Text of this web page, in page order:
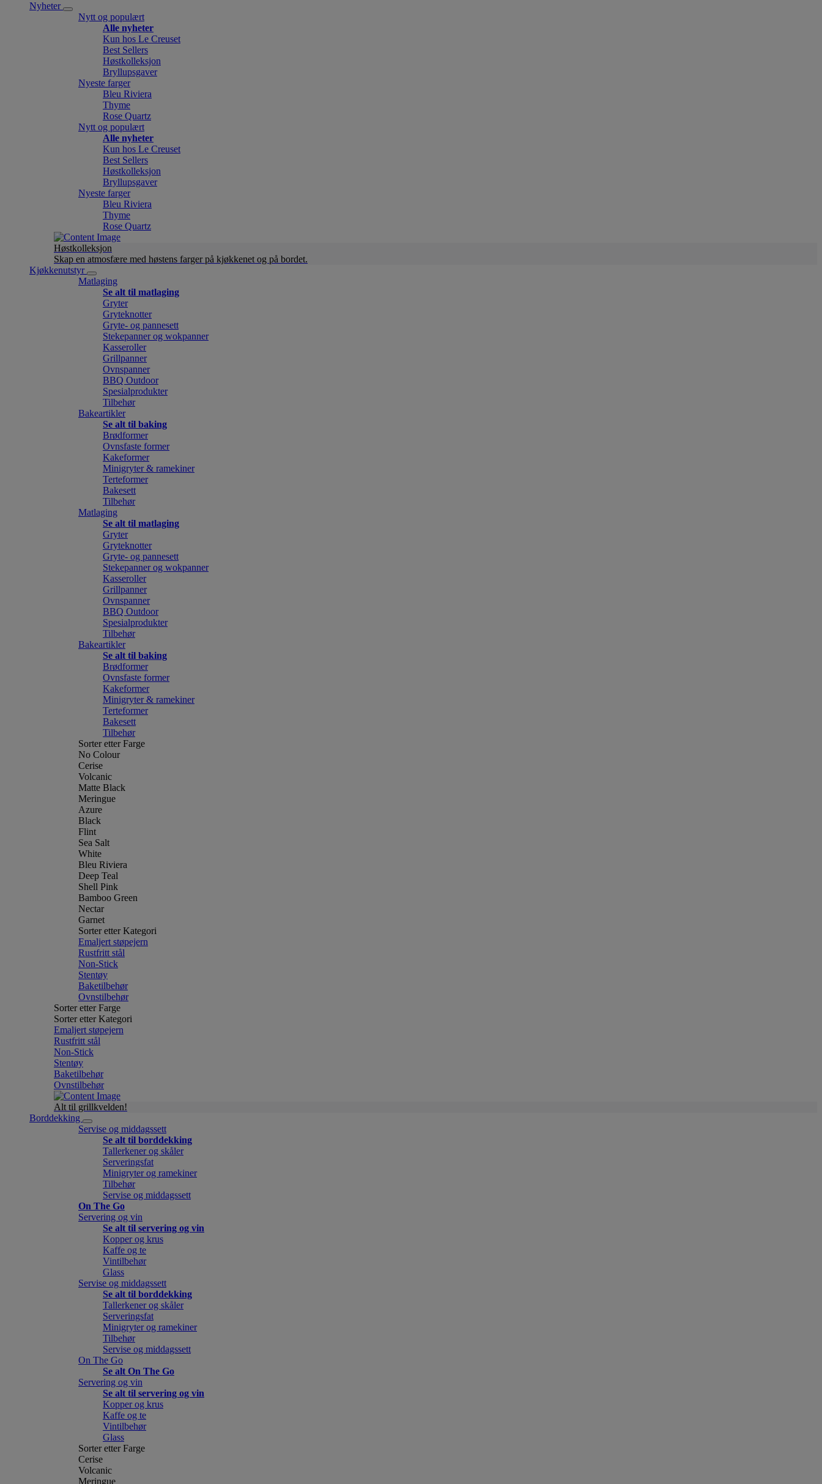
Nyheter
Nytt og populært
Alle nyheter
Kun hos Le Creuset
Best Sellers
Høstkolleksjon
Bryllupsgaver
Nyeste farger
Bleu Riviera
Thyme
Rose Quartz
Nytt og populært
Alle nyheter
Kun hos Le Creuset
Best Sellers
Høstkolleksjon
Bryllupsgaver
Nyeste farger
Bleu Riviera
Thyme
Rose Quartz
Høstkolleksjon
Skap en atmosfære med høstens farger på kjøkkenet og på bordet.
Kjøkkenutstyr
Matlaging
Se alt til matlaging
Gryter
Gryteknotter
Gryte- og pannesett
Stekepanner og wokpanner
Kasseroller
Grillpanner
Ovnspanner
BBQ Outdoor
Spesialprodukter
Tilbehør
Bakeartikler
Se alt til baking
Brødformer
Ovnsfaste former
Kakeformer
Minigryter & ramekiner
Terteformer
Bakesett
Tilbehør
Matlaging
Se alt til matlaging
Gryter
Gryteknotter
Gryte- og pannesett
Stekepanner og wokpanner
Kasseroller
Grillpanner
Ovnspanner
BBQ Outdoor
Spesialprodukter
Tilbehør
Bakeartikler
Se alt til baking
Brødformer
Ovnsfaste former
Kakeformer
Minigryter & ramekiner
Terteformer
Bakesett
Tilbehør
Sorter etter Farge
No Colour
Cerise
Volcanic
Matte Black
Meringue
Azure
Black
Flint
Sea Salt
White
Bleu Riviera
Deep Teal
Shell Pink
Bamboo Green
Nectar
Garnet
Sorter etter Kategori
Emaljert støpejern
Rustfritt stål
Non-Stick
Stentøy
Baketilbehør
Ovnstilbehør
Sorter etter Farge
Sorter etter Kategori
Emaljert støpejern
Rustfritt stål
Non-Stick
Stentøy
Baketilbehør
Ovnstilbehør
Alt til grillkvelden!
Borddekking
Servise og middagssett
Se alt til borddekking
Tallerkener og skåler
Serveringsfat
Minigryter og ramekiner
Tilbehør
Servise og middagssett
On The Go
Servering og vin
Se alt til servering og vin
Kopper og krus
Kaffe og te
Vintilbehør
Glass
Servise og middagssett
Se alt til borddekking
Tallerkener og skåler
Serveringsfat
Minigryter og ramekiner
Tilbehør
Servise og middagssett
On The Go
Se alt On The Go
Servering og vin
Se alt til servering og vin
Kopper og krus
Kaffe og te
Vintilbehør
Glass
Sorter etter Farge
Cerise
Volcanic
Meringue